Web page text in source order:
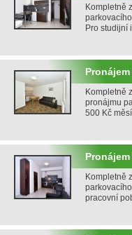
Kompletně
Pro studijní
Kompletně
pronájmu
500 Kč
Kompletně
pracovní